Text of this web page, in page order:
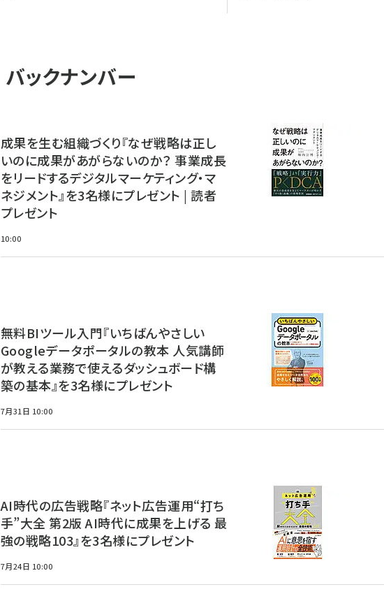
バックナンバー
成果を生む組織づくり『なぜ戦略は正し
いのに成果があがらないのか？ 事業成長
をリードするデジタルマーケティング・マ
ネジメント』を3名様にプレゼント | 読者
プレゼント
10:00
無料BIツール入門『いちばんやさしい
Googleデータポータルの教本 人気講師
が教える業務で使えるダッシュボード構
築の基本』を3名様にプレゼント
7月31日 10:00
AI時代の広告戦略『ネット広告運用“打ち
手”大全 第2版 AI時代に成果を上げる 最
強の戦略103』を3名様にプレゼント
7月24日 10:00